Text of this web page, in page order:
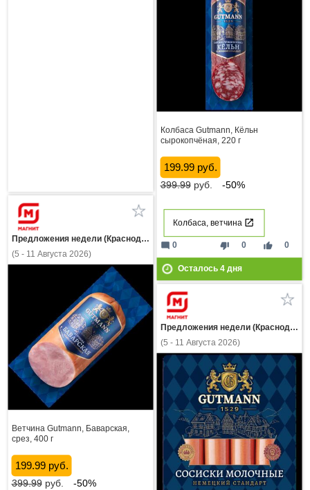
Колбаса Gutmann, Кёльн
сырокопчёная, 220 г
199.99 руб.
399.99руб. -50%
Колбаса, ветчина
thumb_down 0 thumb_up 0
mode_comment 0
Осталось 4дня
Предложения недели (Краснодарский край)
(5 - 11 Августа 2026)
Ветчина Gutmann, Баварская,
срез, 400 г
199.99 руб.
399.99руб. -50%
Предложения недели (Краснодарский край)
(5 - 11 Августа 2026)